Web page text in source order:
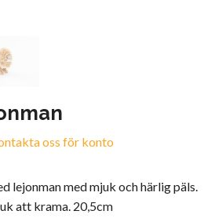
oss för konto
lejonman med mjuk och härlig päls.
att krama. 20,5cm